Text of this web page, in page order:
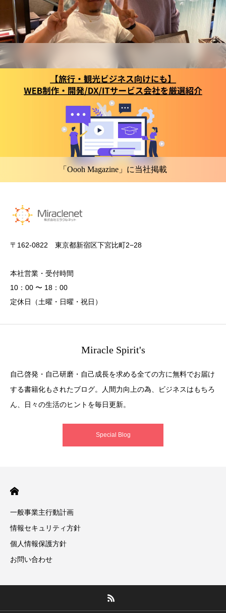
「Oooh Magazine」に当社掲載
〒162-0822 東京都新宿区下宮比町2−28
本社営業・受付時間
10：00 〜 18：00
定休日（土曜・日曜・祝日）
Miracle Spirit's
自己啓発・自己研磨・自己成長を求める全ての方に無料でお届け
する書籍化もされたブログ。人間力向上の為、ビジネスはもちろ
ん、日々の生活のヒントを毎日更新。
Special Blog
一般事業主行動計画
情報セキュリティ方針
個人情報保護方針
お問い合わせ